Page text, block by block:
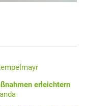
erleichtern